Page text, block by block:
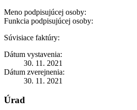
Meno podpisujúcej osoby:
Funkcia podpisujúcej osoby:
Súvisiace faktúry:
Dátum vystavenia:
30. 11. 2021
Dátum zverejnenia:
30. 11. 2021
Úrad